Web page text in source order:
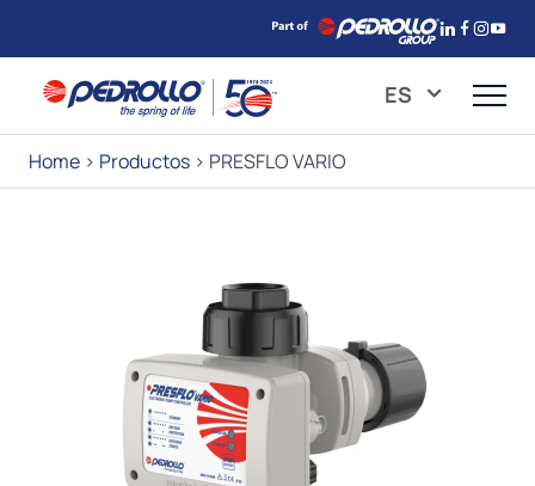
ES
Home > Productos > PRESFLO VARIO